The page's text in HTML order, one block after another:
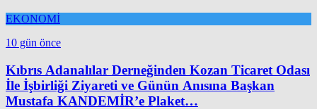
EKONOMİ
10 gün önce
Kıbrıs Adanalılar Derneğinden Kozan Ticaret Odası
İle İşbirliği Ziyareti ve Günün Anısına Başkan
Mustafa KANDEMİR’e Plaket…